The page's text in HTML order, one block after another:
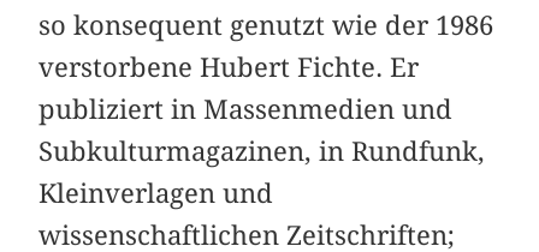
so konsequent genutzt wie der 1986
verstorbene Hubert Fichte. Er
publiziert in Massenmedien und
Subkulturmagazinen, in Rundfunk,
Kleinverlagen und
wissenschaftlichen Zeitschriften;